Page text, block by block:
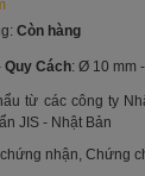
Còn hàng
Quy Cách: Ø 10 mm
từ các công ty
JIS - Nhật Bản
nhận, Chứng